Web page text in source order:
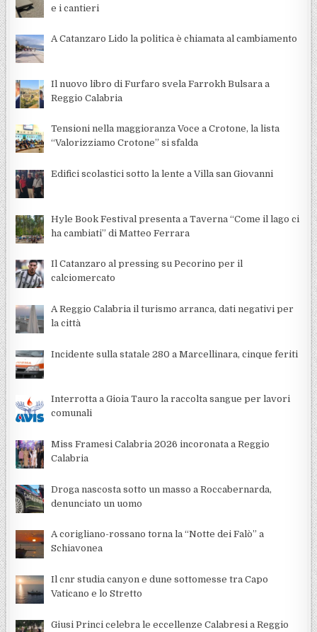
e i cantieri
A Catanzaro Lido la politica è chiamata al cambiamento
Il nuovo libro di Furfaro svela Farrokh Bulsara a
Reggio Calabria
Tensioni nella maggioranza Voce a Crotone, la lista
“Valorizziamo Crotone” si sfalda
Edifici scolastici sotto la lente a Villa san Giovanni
Hyle Book Festival presenta a Taverna “Come il lago ci
ha cambiati” di Matteo Ferrara
Il Catanzaro al pressing su Pecorino per il
calciomercato
A Reggio Calabria il turismo arranca, dati negativi per
la città
Incidente sulla statale 280 a Marcellinara, cinque feriti
Interrotta a Gioia Tauro la raccolta sangue per lavori
comunali
Miss Framesi Calabria 2026 incoronata a Reggio
Calabria
Droga nascosta sotto un masso a Roccabernarda,
denunciato un uomo
A corigliano-rossano torna la “Notte dei Falò” a
Schiavonea
Il cnr studia canyon e dune sottomesse tra Capo
Vaticano e lo Stretto
Giusi Princi celebra le eccellenze Calabresi a Reggio